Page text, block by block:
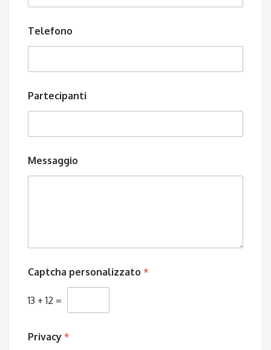
Telefono
Partecipanti
Messaggio
Captcha personalizzato *
13 + 12 =
Privacy *